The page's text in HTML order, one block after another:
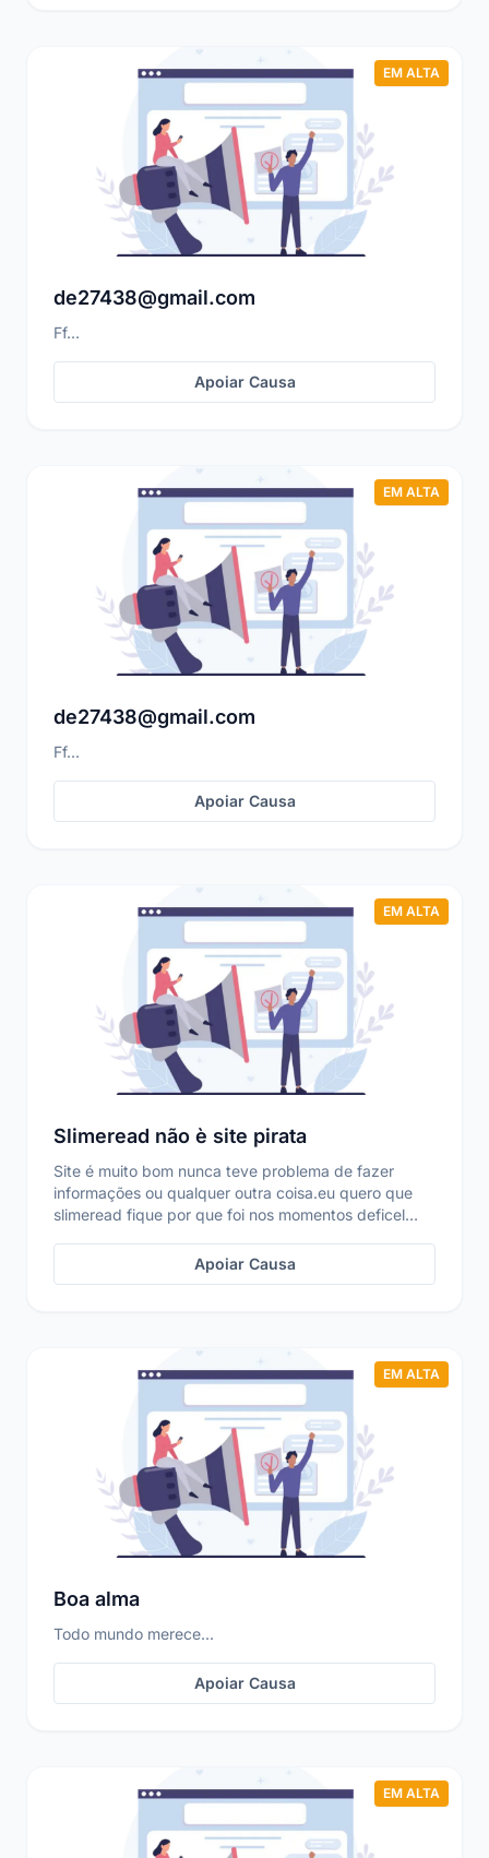
EM ALTA
de27438@gmail.com
Ff...
Apoiar Causa
EM ALTA
de27438@gmail.com
Ff...
Apoiar Causa
EM ALTA
Slimeread não è site pirata
Site é muito bom nunca teve problema de fazer
informações ou qualquer outra coisa.eu quero que
slimeread fique por que foi nos momentos deficel
Apoiar Causa
EM ALTA
Boa alma
Todo mundo merece...
Apoiar Causa
EM ALTA